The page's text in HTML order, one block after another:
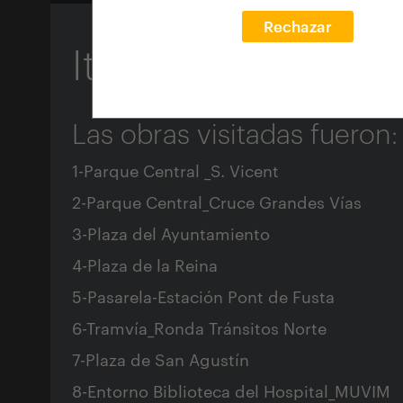
Rechazar
Itinerario
Las obras visitadas fueron:
1-Parque Central _S. Vicent
2-Parque Central_Cruce Grandes Vías
3-Plaza del Ayuntamiento
4-Plaza de la Reina
5-Pasarela-Estación Pont de Fusta
6-Tramvía_Ronda Tránsitos Norte
7-Plaza de San Agustín
8-Entorno Biblioteca del Hospital_MUVIM